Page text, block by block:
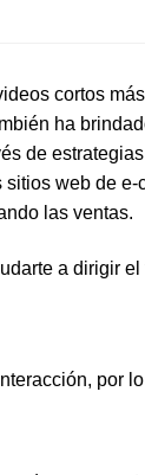
cortos
ha
de
sitios web de e-
las ventas.
a dirigir el
por